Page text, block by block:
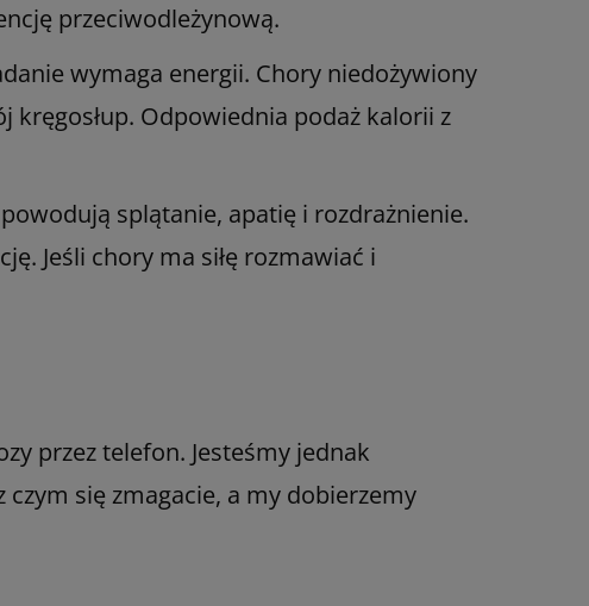
przeciwodleżynową.
wymaga energii. Chory niedożywiony
kręgosłup. Odpowiednia podaż kalorii z
splątanie, apatię i rozdrażnienie.
Jeśli chory ma siłę rozmawiać i
przez telefon. Jesteśmy jednak
się zmagacie, a my dobierzemy